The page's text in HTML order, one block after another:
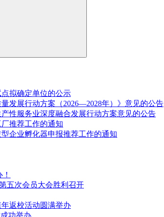
拟确定单位的公示
发展行动方案（2026—2028年）》意见的公告
性服务业深度融合发展行动方案意见的公告
推荐工作的通知
企业孵化器申报推荐工作的通知
五次会员大会胜利召开
返校活动圆满举办
功举办